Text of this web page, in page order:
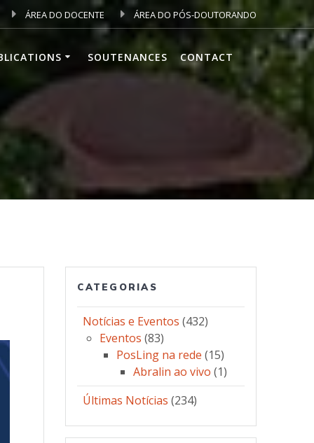
ÁREA DO DOCENTE ÁREA DO PÓS-DOUTORANDO
SOUTENANCES CONTACT
CATEGORIAS
Notícias e Eventos (432)
Eventos (83)
PosLing na rede (15)
Abralin ao vivo (1)
Últimas Notícias (234)